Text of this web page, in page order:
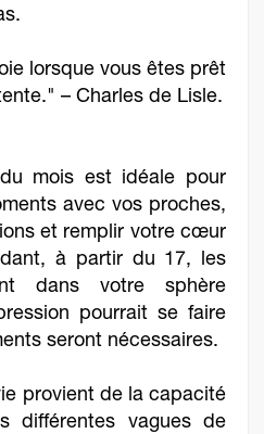
lorsque vous êtes prêt
– Charles de Lisle.
mois est idéale pour
avec vos proches,
et remplir votre cœur
à partir du 17, les
dans votre sphère
pourrait se faire
seront nécessaires.
provient de la capacité
différentes vagues de